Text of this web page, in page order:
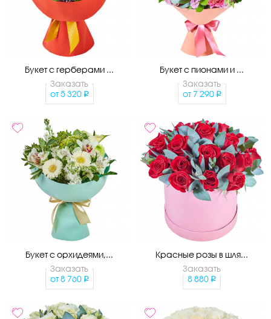
Букет с герберами ...
Заказать
от 5 320
Букет с пионами и ...
Заказать
от 7 290
Букет с орхидеями,...
Заказать
от 8 760
Красные розы в шля...
Заказать
8 880